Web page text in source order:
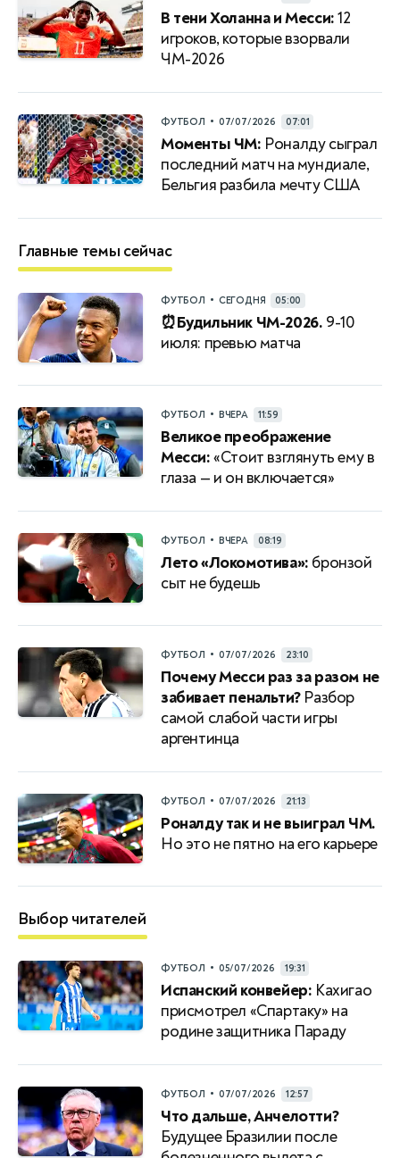
В тени Холанна и Месси:12
игроков, которые взорвали
ЧМ-2026
ФУТБОЛ • 07/07/2026 07:01
Моменты ЧМ: Роналду сыграл
последний матч на мундиале,
Бельгия разбила мечту США
Главные темы сейчас
ФУТБОЛ • СЕГОДНЯ 05:00
⏰Будильник ЧМ-2026. 9-10
июля: превью матча
ФУТБОЛ • ВЧЕРА 11:59
Великое преображение
Месси:«Стоит взглянуть ему в
глаза — и он включается»
ФУТБОЛ • ВЧЕРА 08:19
Лето «Локомотива»: бронзой
сыт не будешь
ФУТБОЛ • 07/07/2026 23:10
Почему Месси раз за разом не
забивает пенальти?Разбор
самой слабой части игры
аргентинца
ФУТБОЛ • 07/07/2026 21:13
Роналду так и не выиграл ЧМ.
Но это не пятно на его карьере
Выбор читателей
ФУТБОЛ • 05/07/2026 19:31
Испанский конвейер: Кахигао
присмотрел «Спартаку» на
родине защитника Параду
ФУТБОЛ • 07/07/2026 12:57
Что дальше, Анчелотти?
Будущее Бразилии после